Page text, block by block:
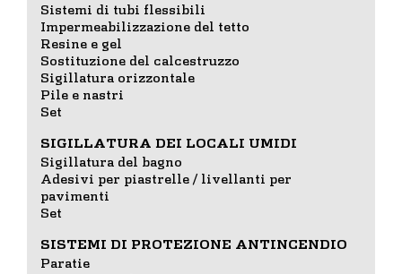
Sistemi di tubi flessibili
Impermeabilizzazione del tetto
Resine e gel
Sostituzione del calcestruzzo
Sigillatura orizzontale
Pile e nastri
Set
SIGILLATURA DEI LOCALI UMIDI
Sigillatura del bagno
Adesivi per piastrelle / livellanti per
pavimenti
Set
SISTEMI DI PROTEZIONE ANTINCENDIO
Paratie